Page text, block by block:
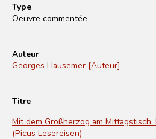
Type
Oeuvre commentée
Auteur
Georges Hausemer [Auteur]
Titre
Mit dem Großherzog am
(Picus Lesereisen)